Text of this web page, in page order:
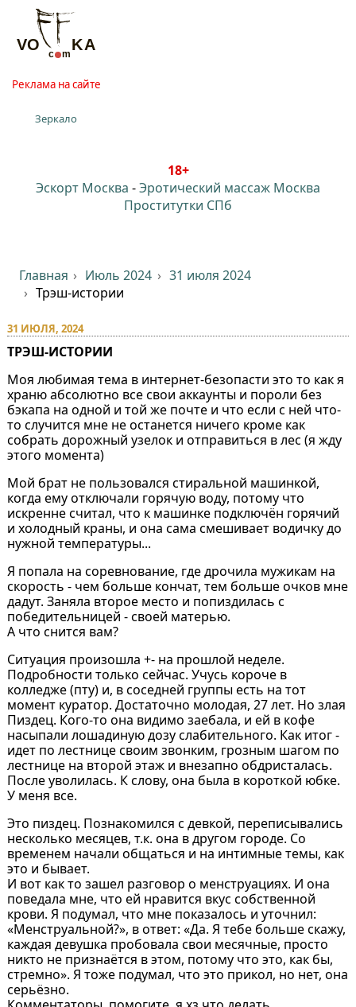
Реклама на сайте
Зеркало
18+
Эскорт Москва -Эротический массаж Москва
Проститутки СПб
Главная Июль 2024
31 июля 2024
Трэш-истории
31 ИЮЛЯ, 2024
ТРЭШ-ИСТОРИИ
Моя любимая тема в интернет-безопасти это то как я
храню абсолютно все свои аккаунты и пороли без
бэкапа на одной и той же почте и что если с ней что-
то случится мне не останется ничего кроме как
собрать дорожный узелок и отправиться в лес (я жду
этого момента)
Мой брат не пользовался стиральной машинкой,
когда ему отключали горячую воду, потому что
искренне считал, что к машинке подключён горячий
и холодный краны, и она сама смешивает водичку до
нужной температуры...
Я попала на соревнование, где дрочила мужикам на
скорость - чем больше кончат, тем больше очков мне
дадут. Заняла второе место и попиздилась с
победительницей - своей матерью.
А что снится вам?
Ситуация произошла +- на прошлой неделе.
Подробности только сейчас. Учусь короче в
колледже (пту) и, в соседней группы есть на тот
момент куратор. Достаточно молодая, 27 лет. Но злая
Пиздец. Кого-то она видимо заебала, и ей в кофе
насыпали лошадиную дозу слабительного. Как итог -
идет по лестнице своим звонким, грозным шагом по
лестнице на второй этаж и внезапно обдристалась.
После уволилась. К слову, она была в короткой юбке.
У меня все.
Это пиздец. Познакомился с девкой, переписывались
несколько месяцев, т.к. она в другом городе. Со
временем начали общаться и на интимные темы, как
это и бывает.
И вот как то зашел разговор о менструациях. И она
поведала мне, что ей нравится вкус собственной
крови. Я подумал, что мне показалось и уточнил:
«Менструальной?», в ответ: «Да. Я тебе больше скажу,
каждая девушка пробовала свои месячные, просто
никто не признаётся в этом, потому что это, как бы,
стремно». Я тоже подумал, что это прикол, но нет, она
серьёзно.